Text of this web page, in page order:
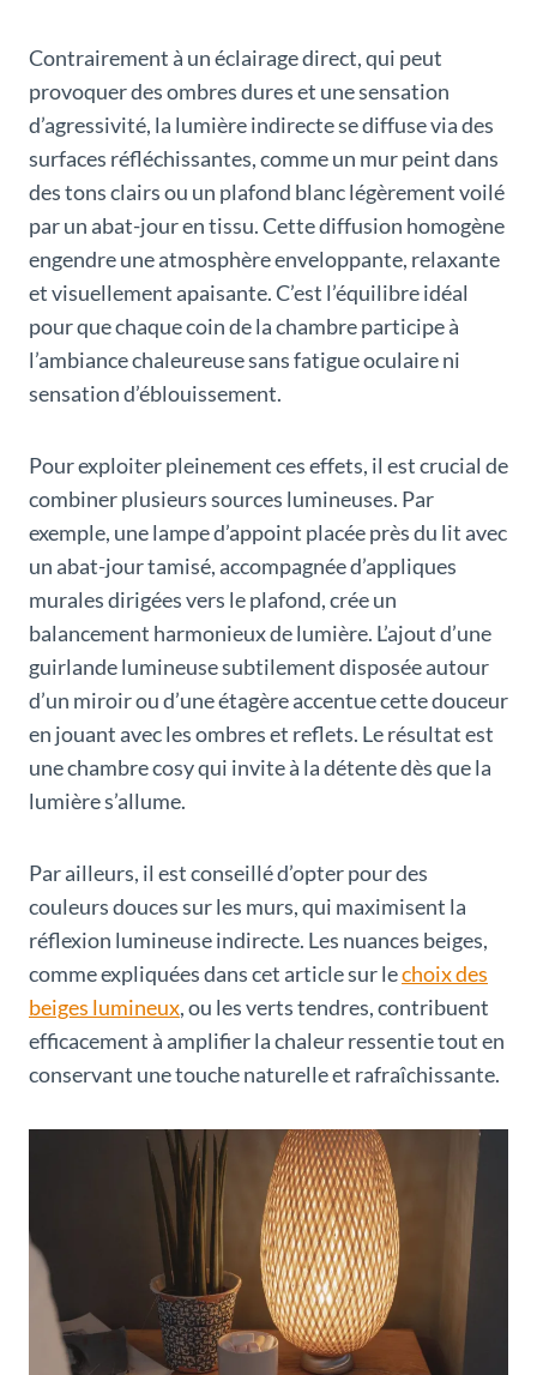
Contrairement à un éclairage direct, qui peut
provoquer des ombres dures et une sensation
d’agressivité, la lumière indirecte se diffuse via des
surfaces réfléchissantes, comme un mur peint dans
des tons clairs ou un plafond blanc légèrement voilé
par un abat-jour en tissu. Cette diffusion homogène
engendre une atmosphère enveloppante, relaxante
et visuellement apaisante. C’est l’équilibre idéal
pour que chaque coin de la chambre participe à
l’ambiance chaleureuse sans fatigue oculaire ni
sensation d’éblouissement.
Pour exploiter pleinement ces effets, il est crucial de
combiner plusieurs sources lumineuses. Par
exemple, une lampe d’appoint placée près du lit avec
un abat-jour tamisé, accompagnée d’appliques
murales dirigées vers le plafond, crée un
balancement harmonieux de lumière. L’ajout d’une
guirlande lumineuse subtilement disposée autour
d’un miroir ou d’une étagère accentue cette douceur
en jouant avec les ombres et reflets. Le résultat est
une chambre cosy qui invite à la détente dès que la
lumière s’allume.
Par ailleurs, il est conseillé d’opter pour des
couleurs douces sur les murs, qui maximisent la
réflexion lumineuse indirecte. Les nuances beiges,
comme expliquées dans cet article sur lechoix des
beiges lumineux, ou les verts tendres, contribuent
efficacement à amplifier la chaleur ressentie tout en
conservant une touche naturelle et rafraîchissante.